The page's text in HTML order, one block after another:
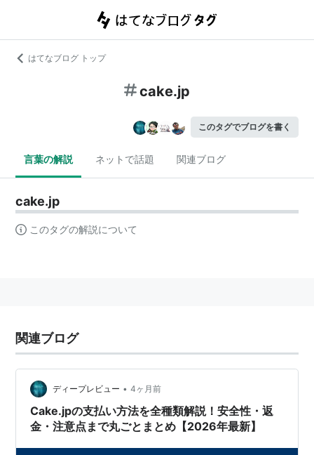
はてなブログ トップ
cake.jp
このタグでブログを書く
言葉の解説 ネットで話題 関連ブログ
cake.jp
このタグの解説について
関連ブログ
ディープレビュー • 4ヶ月前
Cake.jpの支払い方法を全種類解説！安全性・返
金・注意点まで丸ごとまとめ【2026年最新】